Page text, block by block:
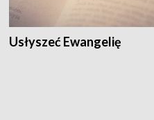
Usłyszeć Ewangelię